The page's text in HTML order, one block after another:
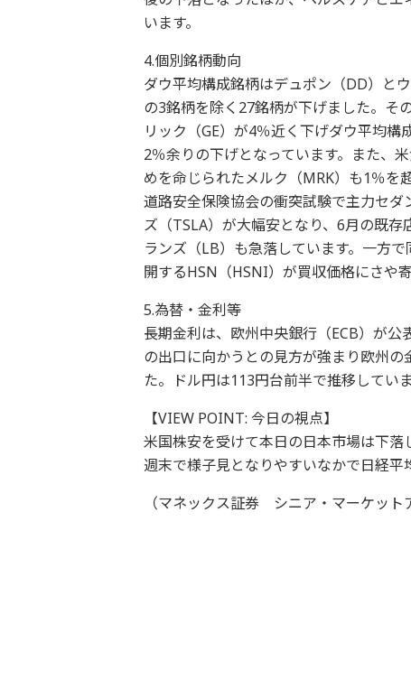
います。
4.個別銘柄動向
ダウ平均構成銘柄はデュポン（DD）と
の3銘柄を除く27銘柄が下げました。そ
リック（GE）が4％近く下げダウ平均
2％余りの下げとなっています。また、
めを命じられたメルク（MRK）も1％を
道路安全保険協会の衝突試験で主力セ
ズ（TSLA）が大幅安となり、6月の既
ランズ（LB）も急落しています。一方
開するHSN（HSNI）が買収価格にさや
5.為替・金利等
長期金利は、欧州中央銀行（ECB）が
の出口に向かうとの見方が強まり欧州
た。ドル円は113円台前半で推移していま
【VIEW POINT: 今日の視点】
米国株安を受けて本日の日本市場は下
週末で様子見となりやすいなかで日経平
（マネックス証券 シニア・マーケット